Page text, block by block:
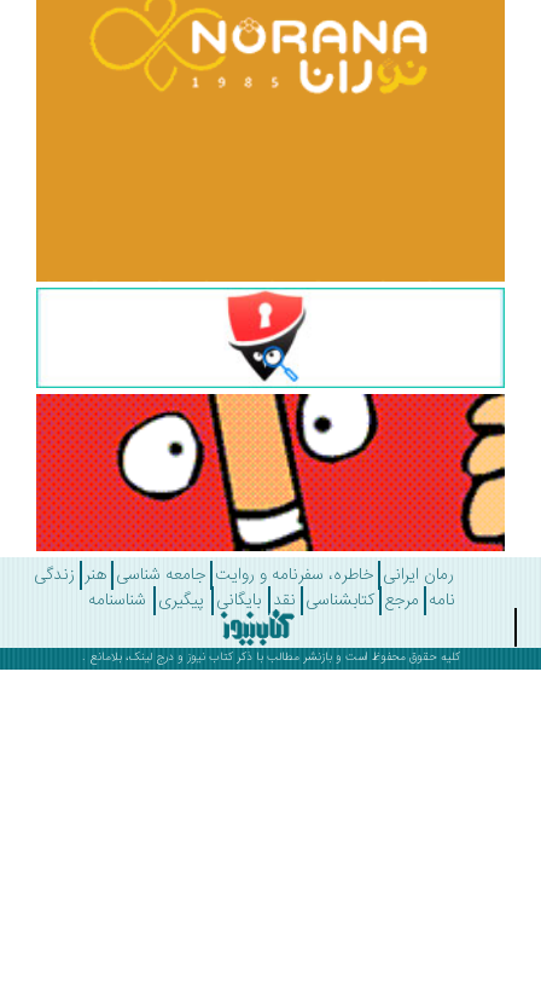
رمان ایرانی خاطره، سفرنامه و روایت جامعه شناسی هنر زندگی
مرجع کتابشناسی نقد بایگانی پیگیری شناسنامه
کلیه حقوق محفوظ است و بازنشر مطالب با ذکرکتاب نیوزو درج لینک، بلامانع .